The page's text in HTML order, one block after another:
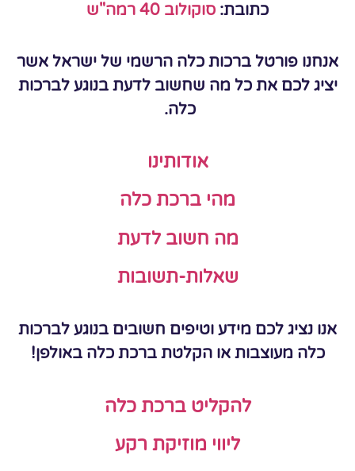
כתובת: סוקולוב 40 רמה"ש
אנחנו פורטל ברכות כלה הרשמי של ישראל אשר
יציג לכם את כל מה שחשוב לדעת בנוגע לברכות
כלה.
אודותינו
מהי ברכת כלה
מה חשוב לדעת
שאלות-תשובות
אנו נציג לכם מידע וטיפים חשובים בנוגע לברכות
כלה מעוצבות או הקלטת ברכת כלה באולפן!
להקליט ברכת כלה
ליווי מוזיקת רקע